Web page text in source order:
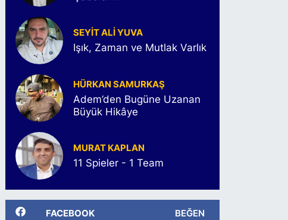
SEYIT ALI YUVA
Işık, Zaman ve Mutlak Varlık
HÜRKAN SAMURKAŞ
Adem’den Bugüne Uzanan
Büyük Hikâye
MURAT KAPLAN
11 Spieler - 1 Team
FACEBOOK BEĞEN